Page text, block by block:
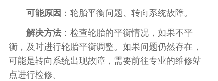
可能原因 ：轮胎平衡问题、转向系统故障。
解决方法：检查轮胎的平衡情况，如果不平
衡，及时进行轮胎平衡调整。如果问题仍然存在，
可能是转向系统出现故障，需要前往专业的维修站
点进行检修。